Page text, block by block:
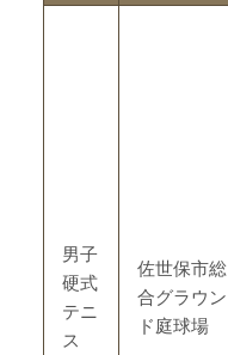
男子
硬式
テニ
ス
佐世保市総
合グラウン
ド庭球場